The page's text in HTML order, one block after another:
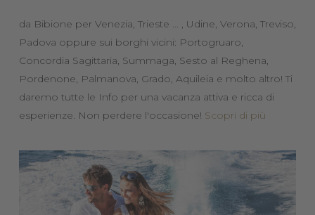
da Bibione per Venezia, Trieste ... , Udine, Verona, Treviso,
Padova oppure sui borghi vicini: Portogruaro,
Concordia Sagittaria, Summaga, Sesto al Reghena,
Pordenone, Palmanova, Grado, Aquileia e molto altro! Ti
daremo tutte le Info per una vacanza attiva e ricca di
esperienze. Non perdere l'occasione! Scopri di più